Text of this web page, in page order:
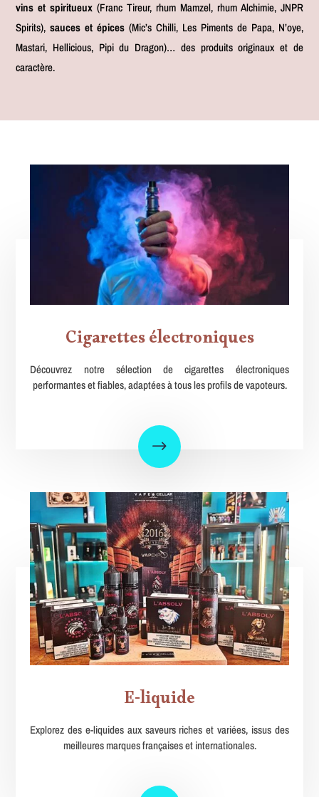
vins et spiritueux (Franc Tireur, rhum Mamzel, rhum Alchimie, JNPR
Spirits),sauces et épices (Mic’s Chilli, Les Piments de Papa, N’oye,
Mastari, Hellicious, Pipi du Dragon)… des produits originaux et de
caractère.
Nos produits
Cigarettes électroniques
Découvrez notre sélection de cigarettes électroniques
performantes et fiables, adaptées à tous les profils de vapoteurs.
$
E-liquide
Explorez des e-liquides aux saveurs riches et variées, issus des
meilleures marques françaises et internationales.